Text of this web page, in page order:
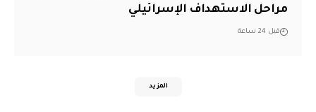
مراحل الاستهداف الإسرائيلي
قبل 24 ساعة
المزيد